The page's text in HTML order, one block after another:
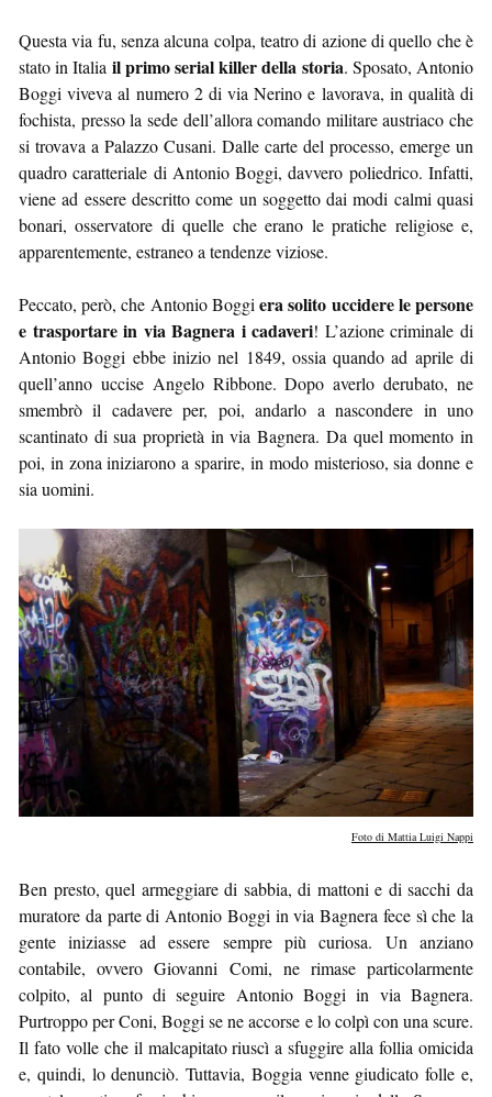
Questa via fu, senza alcuna colpa, teatro di azione di quello che è
stato in Italia il primo serial killer della storia. Sposato, Antonio
Boggi viveva al numero 2 di via Nerino e lavorava, in qualità di
fochista, presso la sede dell’allora comando militare austriaco che
si trovava a Palazzo Cusani. Dalle carte del processo, emerge un
quadro caratteriale di Antonio Boggi, davvero poliedrico. Infatti,
viene ad essere descritto come un soggetto dai modi calmi quasi
bonari, osservatore di quelle che erano le pratiche religiose e,
apparentemente, estraneo a tendenze viziose.
Peccato, però, che Antonio Boggiera solito uccidere le persone
e trasportare in via Bagnera i cadaveri! L’azione criminale di
Antonio Boggi ebbe inizio nel 1849, ossia quando ad aprile di
quell’anno uccise Angelo Ribbone. Dopo averlo derubato, ne
smembrò il cadavere per, poi, andarlo a nascondere in uno
scantinato di sua proprietà in via Bagnera. Da quel momento in
poi, in zona iniziarono a sparire, in modo misterioso, sia donne e
sia uomini.
Foto di Mattia Luigi Nappi
Ben presto, quel armeggiare di sabbia, di mattoni e di sacchi da
muratore da parte di Antonio Boggi in via Bagnera fece sì che la
gente iniziasse ad essere sempre più curiosa. Un anziano
contabile, ovvero Giovanni Comi, ne rimase particolarmente
colpito, al punto di seguire Antonio Boggi in via Bagnera.
Purtroppo per Coni, Boggi se ne accorse e lo colpì con una scure.
Il fato volle che il malcapitato riuscì a sfuggire alla follia omicida
e, quindi, lo denunciò. Tuttavia, Boggia venne giudicato folle e,